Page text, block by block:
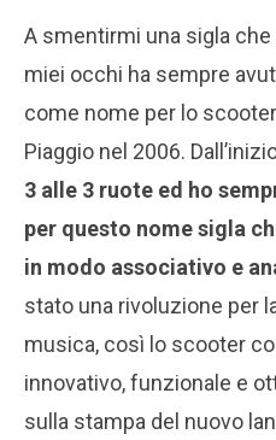
A smentirmi una sigla che
miei occhi ha sempre
come nome per lo
Piaggio nel 2006.
3 alle 3 ruote ed ho
per questo nome sigla
in modo associativo e
stato una rivoluzione per
musica, così lo scooter
innovativo, funzionale e
sulla stampa del nuovo